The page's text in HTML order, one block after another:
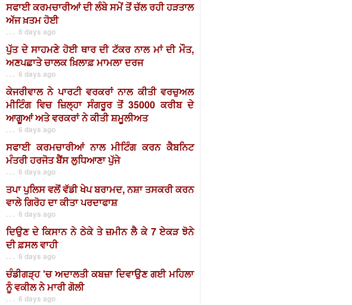
ਸਫਾਈ ਕਰਮਚਾਰੀਆਂ ਦੀ ਲੰਬੇ ਸਮੇਂ ਤੋਂ ਚੱਲ ਰਹੀ ਹੜਤਾਲ
ਅੱਜ ਖ਼ਤਮ ਹੋਈ
. . . 6 days ago
ਪੁੱਤ ਦੇ ਸਾਹਮਣੇ ਹੋਈ ਥਾਰ ਦੀ ਟੱਕਰ ਨਾਲ ਮਾਂ ਦੀ ਮੌਤ,
ਅਣਪਛਾਤੇ ਚਾਲਕ ਖ਼ਿਲਾਫ਼ ਮਾਮਲਾ ਦਰਜ
. . . 6 days ago
ਕੇਜਰੀਵਾਲ ਨੇ ਪਾਰਟੀ ਵਰਕਰਾਂ ਨਾਲ ਕੀਤੀ ਵਰਚੁਅਲ
ਮੀਟਿੰਗ ਵਿਚ ਜ਼ਿਲ੍ਹਾ ਸੰਗਰੂਰ ਤੋਂ 35000 ਕਰੀਬ ਦੇ
ਆਗੂਆਂ ਅਤੇ ਵਰਕਰਾਂ ਨੇ ਕੀਤੀ ਸ਼ਮੂਲੀਅਤ
. . . 6 days ago
ਸਫਾਈ ਕਰਮਚਾਰੀਆਂ ਨਾਲ ਮੀਟਿੰਗ ਕਰਨ ਕੈਬਨਿਟ
ਮੰਤਰੀ ਹਰਜੋਤ ਬੈਂਸ ਲੁਧਿਆਣਾ ਪੁੱਜੇ
. . . 6 days ago
ਤਪਾ ਪੁਲਿਸ ਵਲੋਂ ਵੱਡੀ ਖੇਪ ਬਰਾਮਦ, ਨਸ਼ਾ ਤਸਕਰੀ ਕਰਨ
ਵਾਲੇ ਗਿਰੋਹ ਦਾ ਕੀਤਾ ਪਰਦਾਫਾਸ਼
. . . 6 days ago
ਦਿਉਣ ਦੇ ਕਿਸਾਨ ਨੇ ਠੇਕੇ ਤੇ ਜ਼ਮੀਨ ਲੈ ਕੇ 7 ਏਕੜ ਝੋਨੇ
ਦੀ ਫ਼ਸਲ ਵਾਹੀ
. . . 6 days ago
ਚੰਡੀਗੜ੍ਹ 'ਚ ਅਦਾਲਤੀ ਕਬਜ਼ਾ ਦਿਵਾਉਣ ਗਈ ਮਹਿਲਾ
ਨੂੰ ਵਕੀਲ ਨੇ ਮਾਰੀ ਗੋਲੀ
. . . 6 days ago